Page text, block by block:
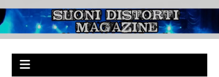
al
contenuto
Suoni Distorti
Magazine
Musica Rock, Metal, Punk e varie sonorità alternative